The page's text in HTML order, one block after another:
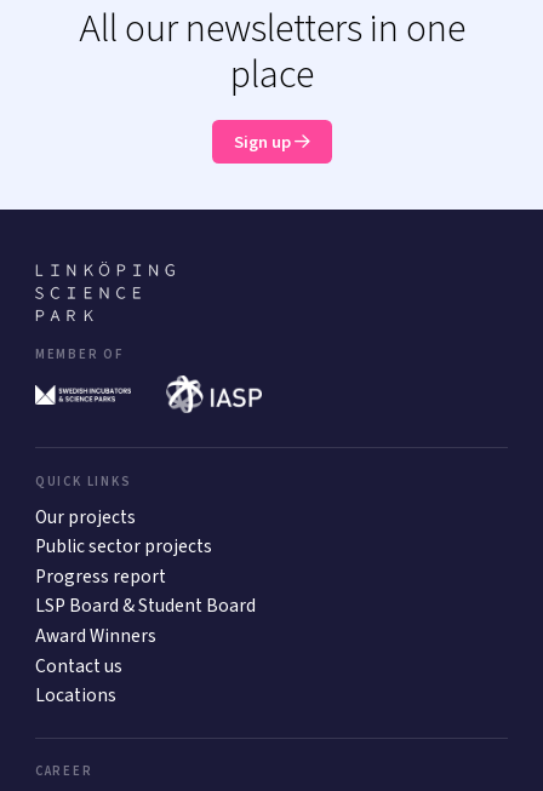
All our newsletters in one
place
Sign up
MEMBER OF
QUICK LINKS
Our projects
Public sector projects
Progress report
LSP Board & Student Board
Award Winners
Contact us
Locations
CAREER